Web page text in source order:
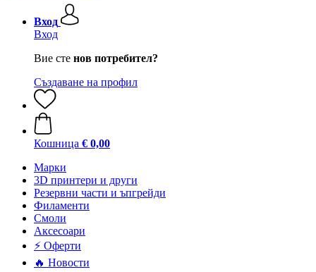
Вход
Вход
Вие сте нов потребител?
Създаване на профил
Кошница € 0,00
Mарки
3D принтери и други
Резервни части и ъпгрейди
Филаменти
Смоли
Аксесоари
⚡ Оферти
🔥 Новости